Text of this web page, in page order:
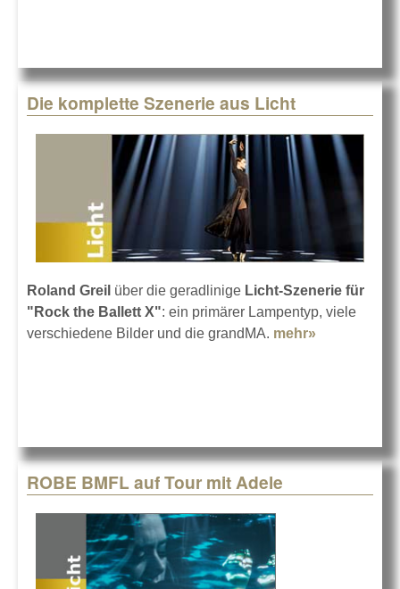
Die komplette Szenerie aus Licht
Roland Greil über die geradlinige Licht-Szenerie für
"Rock the Ballett X": ein primärer Lampentyp, viele
verschiedene Bilder und die grandMA. mehr»
ROBE BMFL auf Tour mit Adele